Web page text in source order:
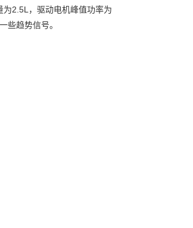
2.5L，驱动电机峰值功率为
些趋势信号。